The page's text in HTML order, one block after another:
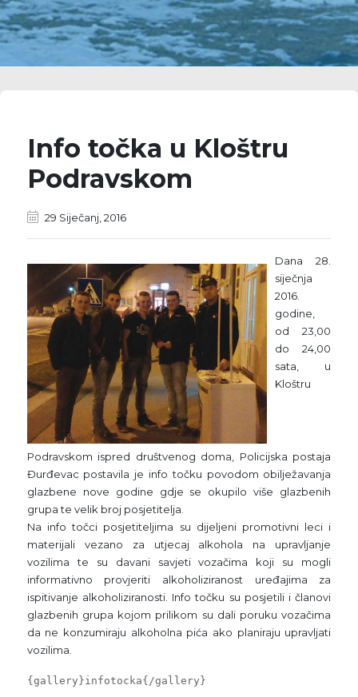
Info točka u Kloštru
Podravskom
29 Siječanj, 2016
Dana 28.
siječnja
2016.
godine,
od 23,00
do 24,00
sata, u
Kloštru
Podravskom ispred društvenog doma, Policijska postaja
Đurđevac postavila je info točku povodom obilježavanja
glazbene nove godine gdje se okupilo više glazbenih
grupa te velik broj posjetitelja.
Na info točci posjetiteljima su dijeljeni promotivni leci i
materijali vezano za utjecaj alkohola na upravljanje
vozilima te su davani savjeti vozačima koji su mogli
informativno provjeriti alkoholiziranost uređajima za
ispitivanje alkoholiziranosti. Info točku su posjetili i članovi
glazbenih grupa kojom prilikom su dali poruku vozačima
da ne konzumiraju alkoholna pića ako planiraju upravljati
vozilima.
{gallery}infotocka{/gallery}